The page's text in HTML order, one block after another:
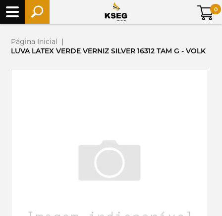
0
Página Inicial |
LUVA LATEX VERDE VERNIZ SILVER 16312 TAM G - VOLK